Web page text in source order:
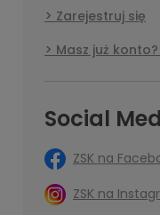
Zarejestruj się
Masz już
Social
ZSK na
ZSK na